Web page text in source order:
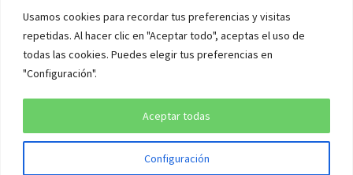
Usamos cookies para recordar tus preferencias y visitas
repetidas. Al hacer clic en "Aceptar todo", aceptas el uso de
todas las cookies. Puedes elegir tus preferencias en
"Configuración".
Configuración
Aceptar todas
AVISO LEGAL Y POLÍTICAS
Aviso legal
Política de cookies